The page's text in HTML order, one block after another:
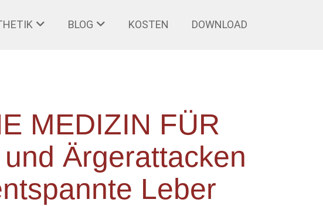
BLOG KOSTEN DOWNLOAD
MEDIZIN FÜR
Ärgerattacken
Leber